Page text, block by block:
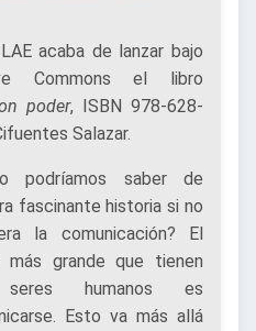
acaba de lanzar bajo
Commons el libro
poder, ISBN 978-628-
Salazar.
podríamos saber de
fascinante historia si no
la comunicación? El
más grande que tienen
humanos es
Esto va más allá